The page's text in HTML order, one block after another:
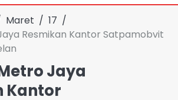
Maret
17
Resmikan Kantor Satpamobvit
Jaya
Kantor